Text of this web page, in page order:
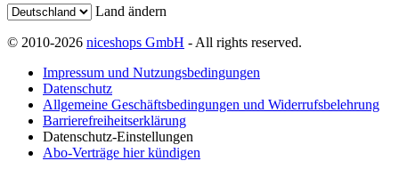
Land ändern
© 2010-2026 niceshops GmbH - All rights reserved.
Impressum und Nutzungsbedingungen
Datenschutz
Allgemeine Geschäftsbedingungen und Widerrufsbelehrung
Barrierefreiheitserklärung
Datenschutz-Einstellungen
Abo-Verträge hier kündigen